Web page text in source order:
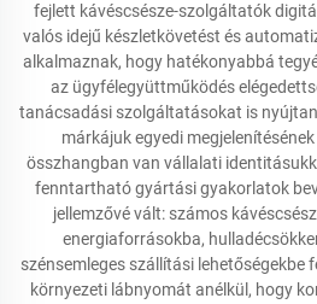
fejlett kávéscsésze-szolgáltatók
valós idejű készletkövetést és
alkalmaznak, hogy hatékonyabbá
az ügyfélegyüttműködés
tanácsadási szolgáltatásokat is
márkájuk egyedi
összhangban van vállalati
fenntartható gyártási gyakorlatok
jellemzővé vált: számos
energiaforrásokba,
szénsemleges szállítási lehetőségekbe
környezeti lábnyomát anélkül, hogy